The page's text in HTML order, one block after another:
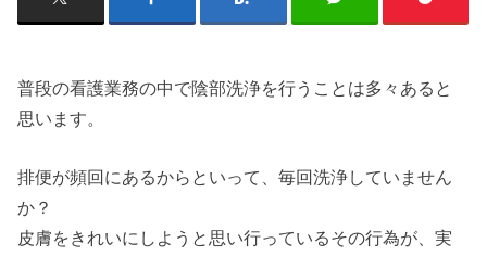
普段の看護業務の中で陰部洗浄を行うことは多々あると
思います。
排便が頻回にあるからといって、毎回洗浄していません
か？
皮膚をきれいにしようと思い行っているその行為が、実